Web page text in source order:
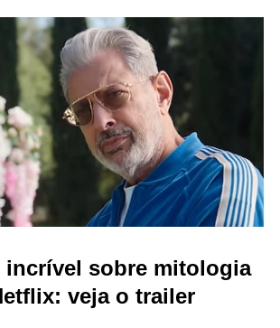
incrível sobre mitologia
veja o trailer